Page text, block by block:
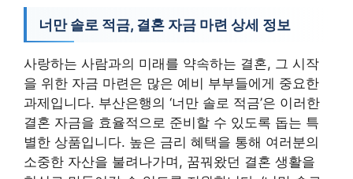
너만 솔로 적금, 결혼 자금 마련 상세 정보
사랑하는 사람과의 미래를 약속하는 결혼, 그 시작
을 위한 자금 마련은 많은 예비 부부들에게 중요한
과제입니다. 부산은행의 ‘너만 솔로 적금’은 이러한
결혼 자금을 효율적으로 준비할 수 있도록 돕는 특
별한 상품입니다. 높은 금리 혜택을 통해 여러분의
소중한 자산을 불려나가며, 꿈꿔왔던 결혼 생활을